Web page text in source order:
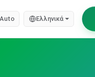
Ελληνικά